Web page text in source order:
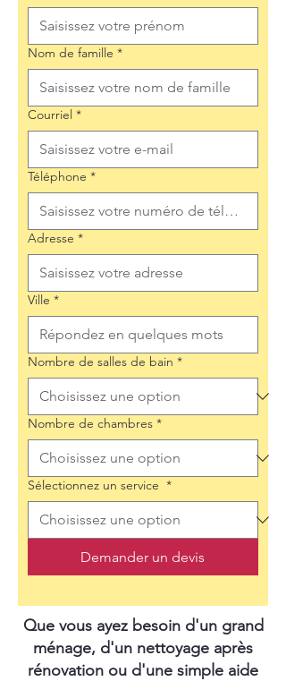
Nom de famille *
Courriel *
Téléphone *
Adresse *
Ville *
Nombre de salles de bain *
Nombre de chambres *
Sélectionnez un service *
Demander un devis
Que vous ayez besoin d'un grand
ménage, d'un nettoyage après
rénovation ou d'une simple aide